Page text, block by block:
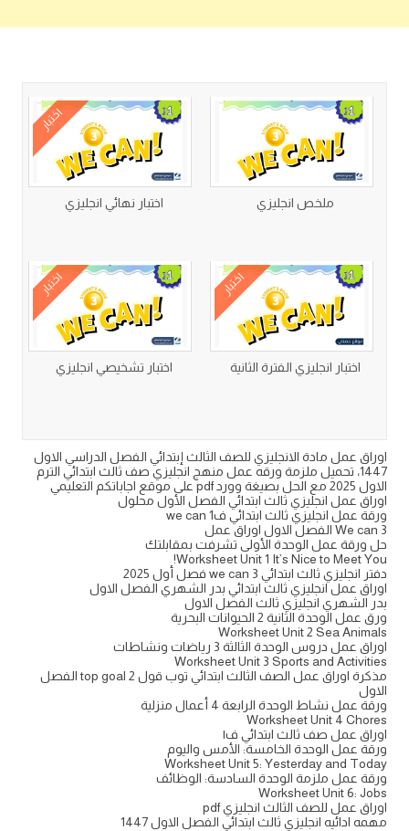
ملخص انجليزي
اختبار
اختبار نهائي انجليزي
اختبار
اختبار انجليزي الفترة الثانية
اختبار
اختبار تشخيصي انجليزي
اوراق عمل مادة الانجليزي للصف الثالث إبتدائي الفصل الدراسي الاول
1447، تحميل ملزمة ورقه عمل منهج انجليزي صف ثالث ابتدائي الترم
الاول 2025 مع الحل بصيغة وورد pdf على موقع اجاباتكم التعليمي
اوراق عمل انجليزي ثالث ابتدائي الفصل الأول محلول
ورقة عمل انجليزي ثالث ابتدائي ف1 we can
We can 3 الفصل الاول اوراق عمل
حل ورقة عمل الوحدة الأولى تشرفت بمقابلتك
Worksheet Unit 1 It’s Nice to Meet You!
دفتر انجليزي ثالث ابتدائي 3 we can فصل أول 2025
اوراق عمل انجليزي ثالث ابتدائي بدر الشهري الفصل الاول
بدر الشهري انجليزي ثالث الفصل الاول
ورق عمل الوحدة الثانية 2 الحيوانات البحرية
Worksheet Unit 2 Sea Animals
اوراق عمل دروس الوحدة الثالثة 3 رياضات ونشاطات
Worksheet Unit 3 Sports and Activities
مذكرة اوراق عمل الصف الثالث ابتدائي توب قول top goal 2 الفصل
الاول
ورقة عمل نشاط الوحدة الرابعة 4 أعمال منزلية
Worksheet Unit 4 Chores
اوراق عمل صف ثالث ابتدائي ف١
ورقة عمل الوحدة الخامسة: الأمس واليوم
Worksheet Unit 5: Yesterday and Today
ورقة عمل ملزمة الوحدة السادسة: الوظائف
Worksheet Unit 6: Jobs
اوراق عمل للصف الثالث انجليزي pdf
مهمه ادائيه انجليزي ثالث ابتدائي الفصل الاول 1447